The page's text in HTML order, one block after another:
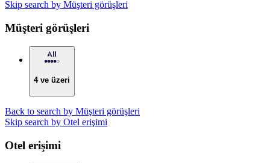
Skip search by Müşteri görüşleri
Müşteri görüşleri
4 ve üzeri
Back to search by Müşteri görüşleri
Skip search by Otel erişimi
Otel erişimi